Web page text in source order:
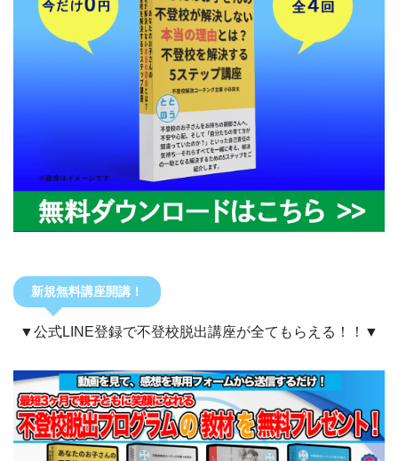
新規無料講座開講！
▼公式LINE登録で不登校脱出講座が全てもらえる！！▼